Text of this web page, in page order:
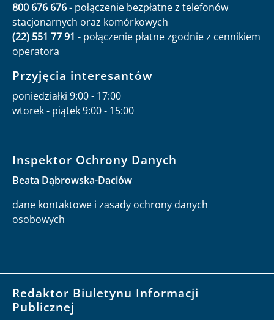
800 676 676- połączenie bezpłatne z telefonów
stacjonarnych oraz komórkowych
(22) 551 77 91 - połączenie płatne zgodnie z cennikiem
operatora
Przyjęcia interesantów
poniedziałki 9:00 - 17:00
wtorek - piątek 9:00 - 15:00
Inspektor Ochrony Danych
Beata Dąbrowska-Daciów
dane kontaktowe i zasady ochrony danych
osobowych
Redaktor Biuletynu Informacji
Publicznej